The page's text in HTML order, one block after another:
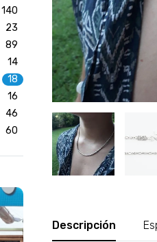
140
23
89
14
18
16
46
60
Descripción